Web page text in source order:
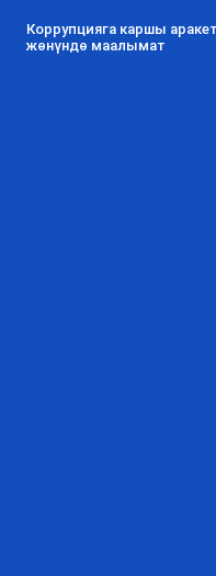
Коррупцияга каршы
жөнүндө маалымат